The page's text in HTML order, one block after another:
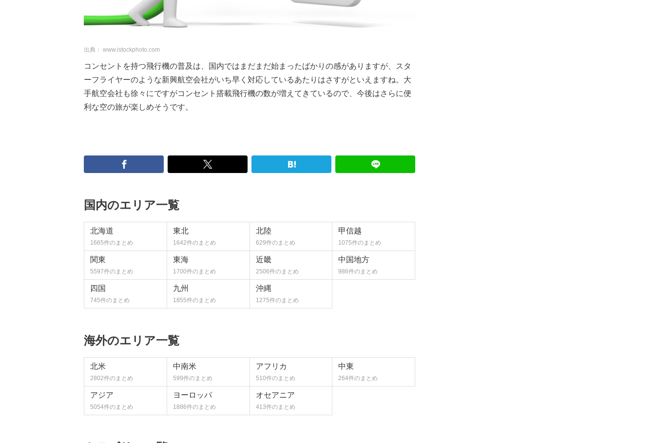
出典： www.istockphoto.com
コンセントを持つ飛行機の普及は、国内ではまだまだ始まったばかりの感がありますが、スタ
ーフライヤーのような新興航空会社がいち早く対応しているあたりはさすがといえますね。大
手航空会社も徐々にですがコンセント搭載飛行機の数が増えてきているので、今後はさらに便
利な空の旅が楽しめそうです。
国内のエリア一覧
北海道
1665件のまとめ
東北
1642件のまとめ
北陸
629件のまとめ
甲信越
1075件のまとめ
関東
5597件のまとめ
東海
1700件のまとめ
近畿
2506件のまとめ
中国地方
986件のまとめ
四国
745件のまとめ
九州
1855件のまとめ
沖縄
1275件のまとめ
海外のエリア一覧
北米
2802件のまとめ
中南米
599件のまとめ
アフリカ
510件のまとめ
中東
264件のまとめ
アジア
5054件のまとめ
ヨーロッパ
1886件のまとめ
オセアニア
413件のまとめ